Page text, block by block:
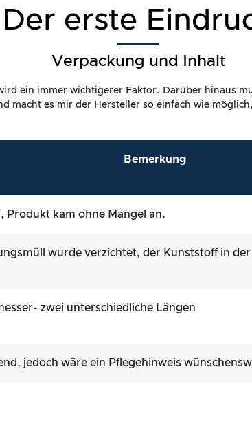
Der erste
Verpackung und Inhalt
ein immer wichtigerer Faktor. Darüber hinaus
macht es mir der Hersteller so einfach wie
Bemerkung
Produkt kam ohne Mängel an.
wurde verzichtet, der Kunststoff in
zwei unterschiedliche Längen
jedoch wäre ein Pflegehinweis